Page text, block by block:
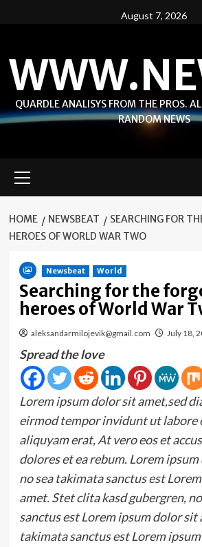
August 7, 2026
QUARDLE ANALISYS FROM THE PROS.
RANDOM NEWS
Menu
HOME NEWSBEAT
SEARCHING FOR
HEROES OF WORLD WAR TWO
Newsbeat World
Searching for the
heroes of World War
aleksandarmilojevik@gmail.com July 18,
Spread the love
Lorem ipsum dolor sit amet,sed
eirmod tempor invidunt ut labore
aliquyam erat, At vero eos et
dolores et ea rebum. Lorem
no sea takimata sanctus est
amet. Stet clita kasd gubergren,
sanctus est Lorem ipsum dolor sit
takimata sanctus est Lorem